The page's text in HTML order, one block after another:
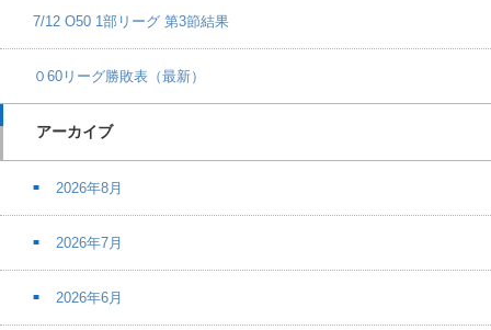
7/12 O50 1部リーグ 第3節結果
０60リーグ勝敗表（最新）
アーカイブ
2026年8月
2026年7月
2026年6月